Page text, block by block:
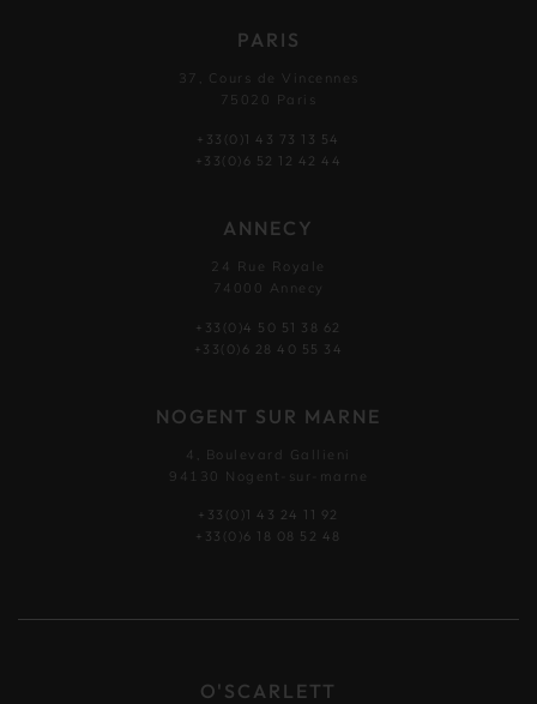
PARIS
37, Cours de Vincennes
75020 Paris
+33(0)1 43 73 13 54
+33(0)6 52 12 42 44
ANNECY
24 Rue Royale
74000 Annecy
+33(0)4 50 51 38 62
+33(0)6 28 40 55 34
NOGENT SUR MARNE
4, Boulevard Gallieni
94130 Nogent-sur-marne
+33(0)1 43 24 11 92
+33(0)6 18 08 52 48
O'SCARLETT